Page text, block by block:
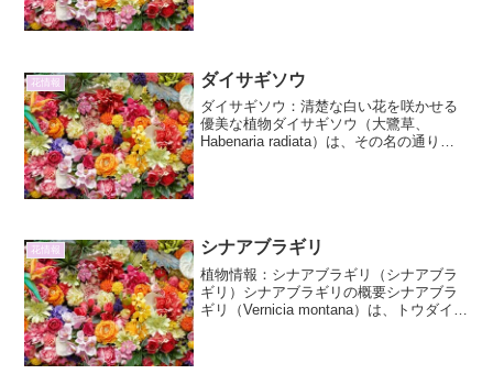
花情報 ダイサギソウ
ダイサギソウ：清楚な白い花を咲かせる
優美な植物ダイサギソウ（大鷺草、
Habenaria radiata）は、その名の通り、
花情報 シナアブラギリ
植物情報：シナアブラギリ（シナアブラ
ギリ）シナアブラギリの概要シナアブラ
ギリ（Vernicia montana）は、トウダイグ